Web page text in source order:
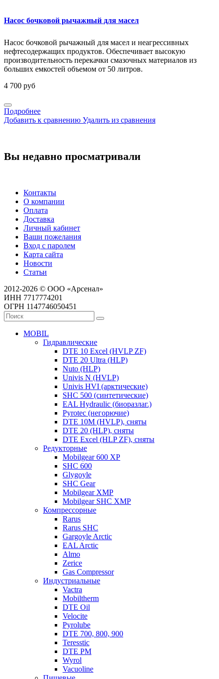
Насос бочковой рычажный для масел
Насос бочковой рычажный для масел и неагрессивных
нефтесодержащих продуктов. Обеспечивает высокую
производительность перекачки смазочных материалов из
больших емкостей объемом от 50 литров.
4 700 руб
Подробнее
Добавить к сравнению Удалить из сравнения
Вы недавно просматривали
Контакты
О компании
Оплата
Доставка
Личный кабинет
Ваши пожелания
Вход с паролем
Карта сайта
Новости
Статьи
2012-2026 © ООО «Арсенал»
ИНН 7717774201
ОГРН 1147746050451
MOBIL
Гидравлические
DTE 10 Excel (HVLP ZF)
DTE 20 Ultra (HLP)
Nuto (HLP)
Univis N (HVLP)
Univis HVI (арктические)
SHC 500 (синтетические)
EAL Hydraulic (биоразлаг.)
Pyrotec (негорючие)
DTE 10M (HVLP), сняты
DTE 20 (HLP), сняты
DTE Excel (HLP ZF), сняты
Редукторные
Mobilgear 600 XP
SHC 600
Glygoyle
SHC Gear
Mobilgear XMP
Mobilgear SHC XMP
Компрессорные
Rarus
Rarus SHC
Gargoyle Arctic
EAL Arctic
Almo
Zerice
Gas Compressor
Индустриальные
Vactra
Mobiltherm
DTE Oil
Velocite
Pyrolube
DTE 700, 800, 900
Teresstic
DTE PM
Wyrol
Vacuoline